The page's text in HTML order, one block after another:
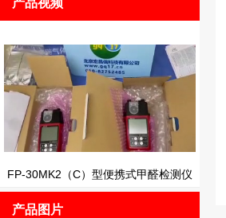
产品视频
FP-30MK2（C）型便携式甲醛检测仪
产品图片